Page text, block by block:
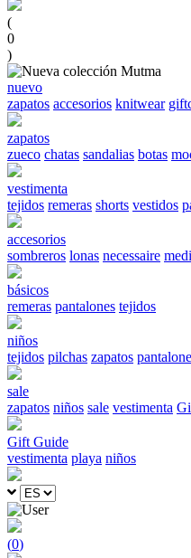
(
0
)
nuevo
zapatos accesorios knitwear
zapatos
zueco chatas sandalias botas
vestimenta
tejidos remeras shorts vestidos
accesorios
sombreros lonas necessaire
básicos
remeras pantalones tejidos
niños
tejidos pilchas zapatos
sale
zapatos niños sale vestimenta
Gift Guide
vestimenta playa niños
(0)